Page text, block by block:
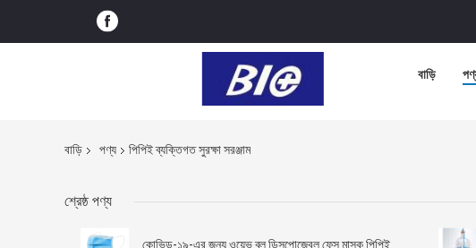
বাড়ি
বাড়ি পণ্য পিপিই ব্যক্তিগত সুরক্ষা সরঞ্জাম
শ্রেষ্ঠ পণ্য
কোভিড-১৯-এর জন্য ওয়েভ ব্লু ডিসপোজেবল ফেস মাস্ক পিপিই